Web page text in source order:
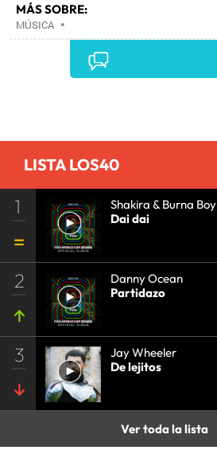
MÁS SOBRE:
MÚSICA •
LISTA LOS40
1
Shakira & Burna Boy
Dai dai
2
Danny Ocean
Partidazo
3
Jay Wheeler
De lejitos
Ver toda la lista